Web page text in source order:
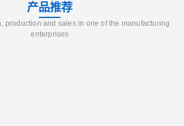
产品推荐
production and sales in one of the manufacturing
enterprises